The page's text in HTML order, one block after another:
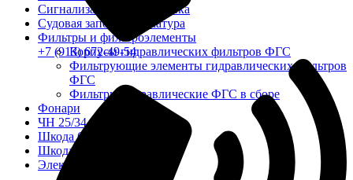
Сигнализация и автоматика
Судовая запорная арматура
Фильтры и фильтроэлементы
Корпусы гидравлических фильтров ФГС
Фильтрующие элементы гидравлических фильтров
ФГС
Фильтры гидравлические ФГС в сборе
Фонари
ЧН 25/34
Шкода 6S-160
Шкода-275
Электродвигатели
+7 (913) 672-49-54